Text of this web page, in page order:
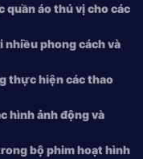
quần áo thú vị cho các
nhiều phong cách và
thực hiện các thao
hình ảnh động và
bộ phim hoạt hình